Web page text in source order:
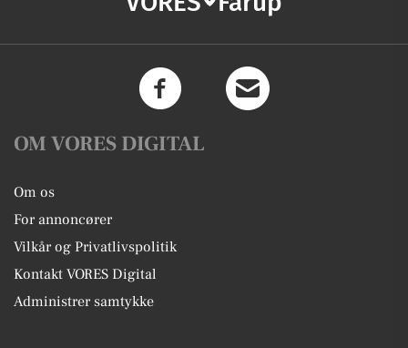
OM VORES DIGITAL
Om os
For annoncører
Vilkår og Privatlivspolitik
Kontakt VORES Digital
Administrer samtykke